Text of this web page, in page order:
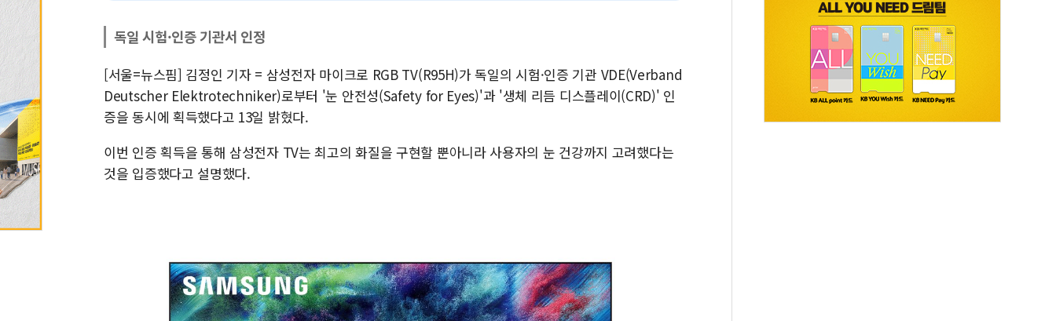
독일 시험·인증 기관서 인정
[서울=뉴스핌] 김정인 기자 = 삼성전자 마이크로 RGB TV(R95H)가 독일의 시험·인증 기관 VDE(Verband
Deutscher Elektrotechniker)로부터 '눈 안전성(Safety for Eyes)'과 '생체 리듬 디스플레이(CRD)' 인
증을 동시에 획득했다고 13일 밝혔다.
이번 인증 획득을 통해 삼성전자 TV는 최고의 화질을 구현할 뿐아니라 사용자의 눈 건강까지 고려했다는
것을 입증했다고 설명했다.